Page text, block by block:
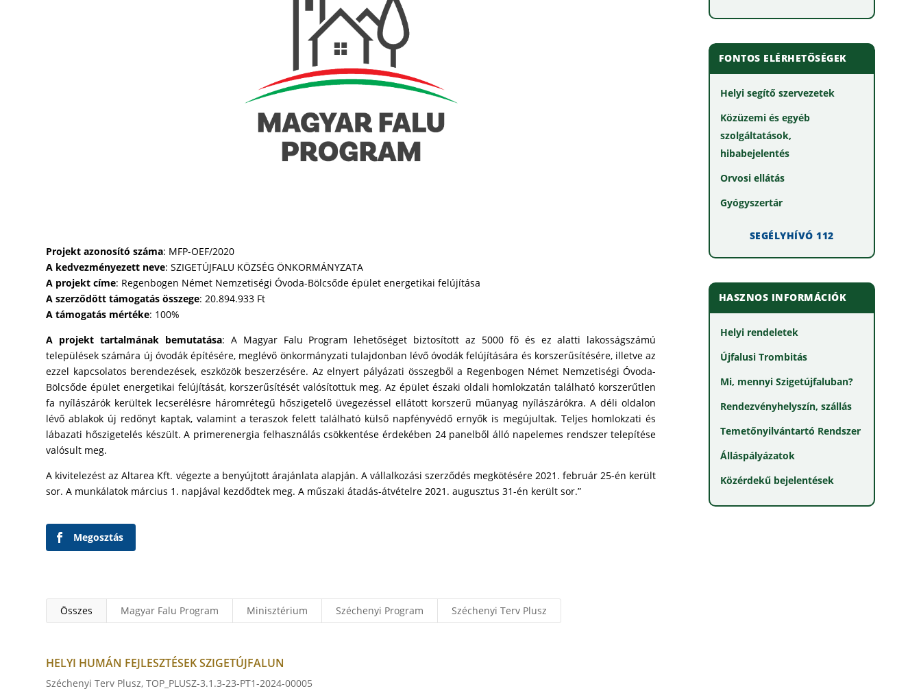
Projekt azonosító száma: MFP-OEF/2020
A kedvezményezett neve: SZIGETÚJFALU KÖZSÉG ÖNKORMÁNYZATA
A projekt címe: Regenbogen Német Nemzetiségi Óvoda-Bölcsőde épület energetikai felújítása
A szerződött támogatás összege: 20.894.933 Ft
A támogatás mértéke: 100%
A projekt tartalmának bemutatása: A Magyar Falu Program lehetőséget biztosított az 5000 fő és ez alatti lakosságszámú
települések számára új óvodák építésére, meglévő önkormányzati tulajdonban lévő óvodák felújítására és korszerűsítésére, illetve az
ezzel kapcsolatos berendezések, eszközök beszerzésére. Az elnyert pályázati összegből a Regenbogen Német Nemzetiségi Óvoda-
Bölcsőde épület energetikai felújítását, korszerűsítését valósítottuk meg. Az épület északi oldali homlokzatán található korszerűtlen
fa nyílászárók kerültek lecserélésre háromrétegű hőszigetelő üvegezéssel ellátott korszerű műanyag nyílászárókra. A déli oldalon
lévő ablakok új redőnyt kaptak, valamint a teraszok felett található külső napfényvédő ernyők is megújultak. Teljes homlokzati és
lábazati hőszigetelés készült. A primerenergia felhasználás csökkentése érdekében 24 panelből álló napelemes rendszer telepítése
valósult meg.
A kivitelezést az Altarea Kft. végezte a benyújtott árajánlata alapján. A vállalkozási szerződés megkötésére 2021. február 25-én került
sor. A munkálatok március 1. napjával kezdődtek meg. A műszaki átadás-átvételre 2021. augusztus 31-én került sor.”
Megosztás
Összes Magyar Falu Program Minisztérium Széchenyi Program Széchenyi Terv Plusz
HELYI HUMÁN FEJLESZTÉSEK SZIGETÚJFALUN
Széchenyi Terv Plusz,TOP_PLUSZ-3.1.3-23-PT1-2024-00005
FONTOS ELÉRHETŐSÉGEK
Helyi segítő szervezetek
Közüzemi és egyéb
szolgáltatások,
hibabejelentés
Orvosi ellátás
Gyógyszertár
SEGÉLYHÍVÓ 112
HASZNOS INFORMÁCIÓK
Helyi rendeletek
Újfalusi Trombitás
Mi, mennyi Szigetújfaluban?
Rendezvényhelyszín, szállás
Temetőnyilvántartó Rendszer
Álláspályázatok
Közérdekű bejelentések